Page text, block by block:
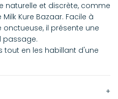
naturelle et discrète, comme
Kure Bazaar. Facile à
il présente une
passage.
tout en les habillant d'une